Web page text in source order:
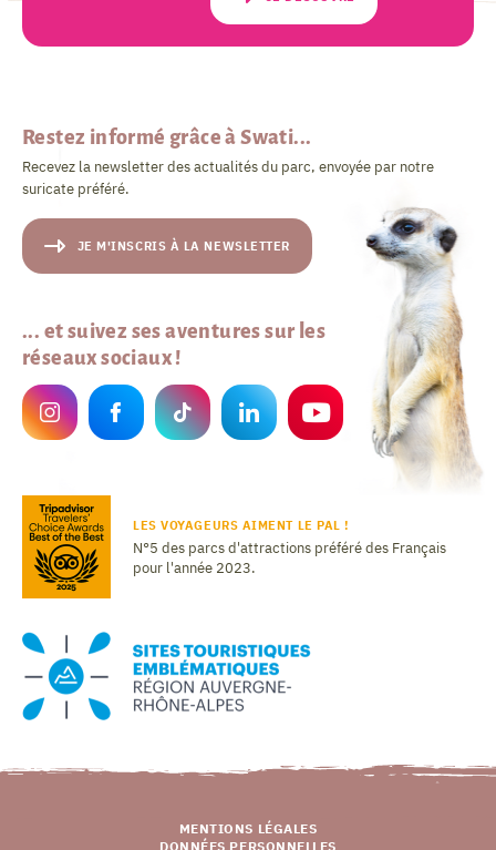
Restez informé grâce à Swati...
Recevez la newsletter des actualités du parc, envoyée par notre
suricate préféré.
JE M'INSCRIS À LA NEWSLETTER
... et suivez ses aventures sur les
réseaux sociaux !
LES VOYAGEURS AIMENT LE PAL !
N°5 des parcs d'attractions préféré des Français
pour l'année 2023.
MENTIONS LÉGALES
DONNÉES PERSONNELLES